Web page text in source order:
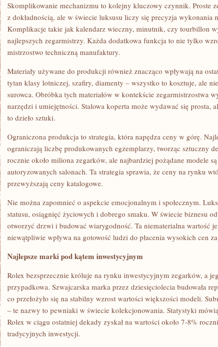
Skomplikowanie mechanizmu to kolejny kluczowy czynnik. Proste
z dokładnością, ale w świecie luksusu liczy się precyzja wykonania
Komplikacje takie jak kalendarz wieczny, minutnik, czy tourbillon
najlepszych zegarmistrzy. Każda dodatkowa funkcja to nie tylko
mistrzostwo techniczną manufaktury.
Materiały używane do produkcji również znacząco wpływają na
tytan klasy lotniczej, szafiry, diamenty – wszystko to kosztuje, ale
surowca. Obróbka tych materiałów w kontekście zegarmistrzostwa
narzędzi i umiejętności. Stalowa koperta może wydawać się prosta,
to dzieło sztuki.
Ograniczona produkcja to strategia, która napędza ceny w górę.
ograniczają liczbę produkowanych egzemplarzy, tworząc sztuczny
rocznie około miliona zegarków, ale najbardziej pożądane modele
autoryzowanych salonach. Ta strategia sprawia, że ceny na rynku
przewyższają ceny katalogowe.
Nie można zapomnieć o aspekcie emocjonalnym i społecznym.
statusu, osiągnięć życiowych i dobrego smaku. W świecie biznesu
otworzyć drzwi i budować wiarygodność. Ta niematerialna wartość
niewątpliwie wpływa na gotowość ludzi do płacenia wysokich cen
Najlepsze marki pod kątem inwestycyjnym
Rolex bezsprzecznie króluje na rynku inwestycyjnym zegarków, a
przypadkowa. Szwajcarska marka przez dziesięciolecia budowała
co przełożyło się na stabilny wzrost wartości większości modeli.
– te nazwy to pewniaki w świecie kolekcjonowania. Statystyki
Rolex w ciągu ostatniej dekady zyskał na wartości około 7-8%
tradycyjnych inwestycji.